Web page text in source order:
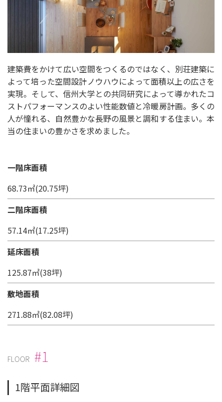
建築費をかけて広い空間をつくるのではなく、別荘建築に
よって培った空間設計ノウハウによって面積以上の広さを
実現。そして、信州大学との共同研究によって導かれたコ
ストパフォーマンスのよい性能数値と冷暖房計画。多くの
人が憧れる、自然豊かな長野の風景と調和する住まい。本
当の住まいの豊かさを求めました。
一階床面積
68.73㎡(20.75坪)
二階床面積
57.14㎡(17.25坪)
延床面積
125.87㎡(38坪)
敷地面積
271.88㎡(82.08坪)
FLOOR #1
1階平面詳細図